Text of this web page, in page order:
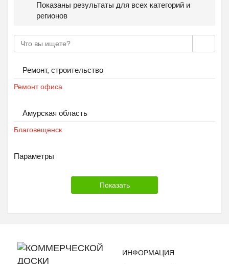
Показаны результаты для всех категорий и
регионов
Ремонт, строительство
Ремонт офиса
Амурская область
Благовещенск
Параметры
ИНФОРМАЦИЯ